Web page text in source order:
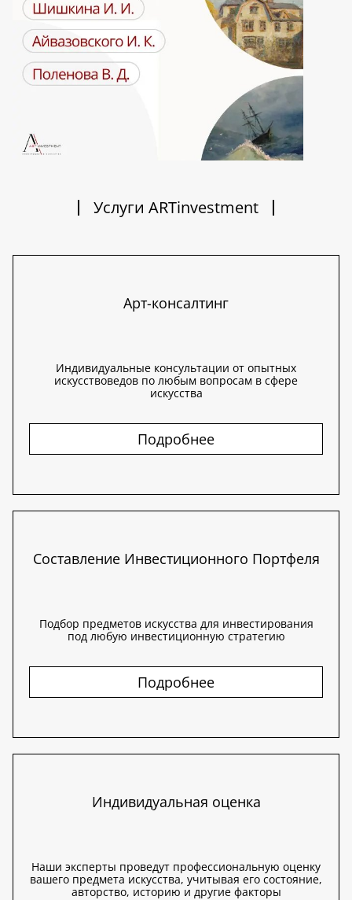
Услуги ARTinvestment
Арт-консалтинг
Индивидуальные консультации от опытных
искусствоведов по любым вопросам в сфере
искусства
Подробнее
Составление Инвестиционного Портфеля
Подбор предметов искусства для инвестирования
под любую инвестиционную стратегию
Подробнее
Индивидуальная оценка
Наши эксперты проведут профессиональную оценку
вашего предмета искусства, учитывая его состояние,
авторство, историю и другие факторы